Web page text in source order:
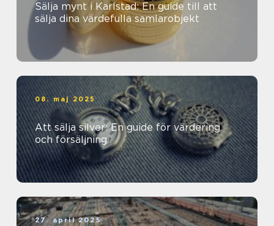
Sälja mynt i Karlstad: En guide till att
sälja dina värdefulla samlarobjekt
08. maj 2025
Att sälja silver: En guide för värdering
och försäljning
27. april 2025